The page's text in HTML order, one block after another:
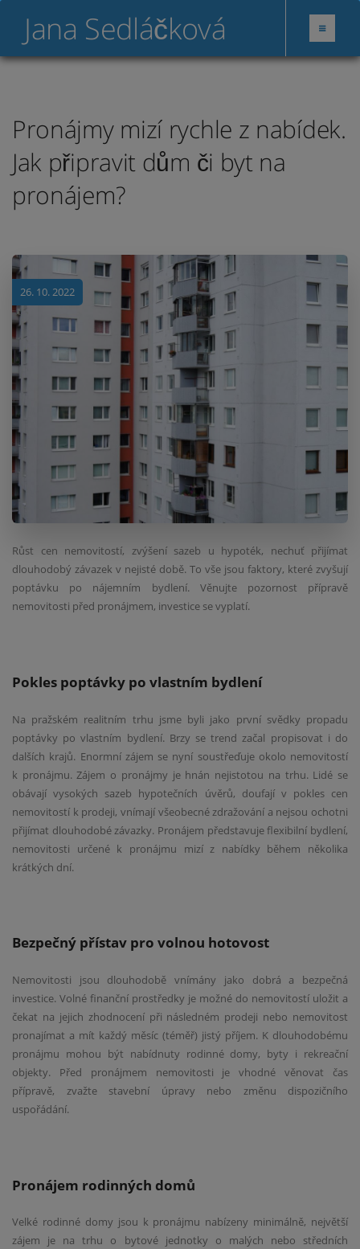
Jana Sedláčková
Pronájmy mizí rychle z nabídek.
Jak připravit dům či byt na
pronájem?
26. 10. 2022
Růst cen nemovitostí, zvýšení sazeb u hypoték, nechuť přijímat
dlouhodobý závazek v nejisté době. To vše jsou faktory, které zvyšují
poptávku po nájemním bydlení. Věnujte pozornost přípravě
nemovitosti před pronájmem, investice se vyplatí.
Pokles poptávky po vlastním bydlení
Na pražském realitním trhu jsme byli jako první svědky propadu
poptávky po vlastním bydlení. Brzy se trend začal propisovat i do
dalších krajů. Enormní zájem se nyní soustřeďuje okolo nemovitostí
k pronájmu. Zájem o pronájmy je hnán nejistotou na trhu. Lidé se
obávají vysokých sazeb hypotečních úvěrů, doufají v pokles cen
nemovitostí k prodeji, vnímají všeobecné zdražování a nejsou ochotni
přijímat dlouhodobé závazky. Pronájem představuje flexibilní bydlení,
nemovitosti určené k pronájmu mizí z nabídky během několika
krátkých dní.
Bezpečný přístav pro volnou hotovost
Nemovitosti jsou dlouhodobě vnímány jako dobrá a bezpečná
investice. Volné finanční prostředky je možné do nemovitostí uložit a
čekat na jejich zhodnocení při následném prodeji nebo nemovitost
pronajímat a mít každý měsíc (téměř) jistý příjem. K dlouhodobému
pronájmu mohou být nabídnuty rodinné domy, byty i rekreační
objekty. Před pronájmem nemovitosti je vhodné věnovat čas
přípravě, zvažte stavební úpravy nebo změnu dispozičního
uspořádání.
Pronájem rodinných domů
Velké rodinné domy jsou k pronájmu nabízeny minimálně, největší
zájem je na trhu o bytové jednotky o malých nebo středních